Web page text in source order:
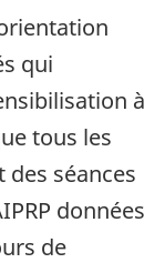
qui
à
tous les
séances
données
de